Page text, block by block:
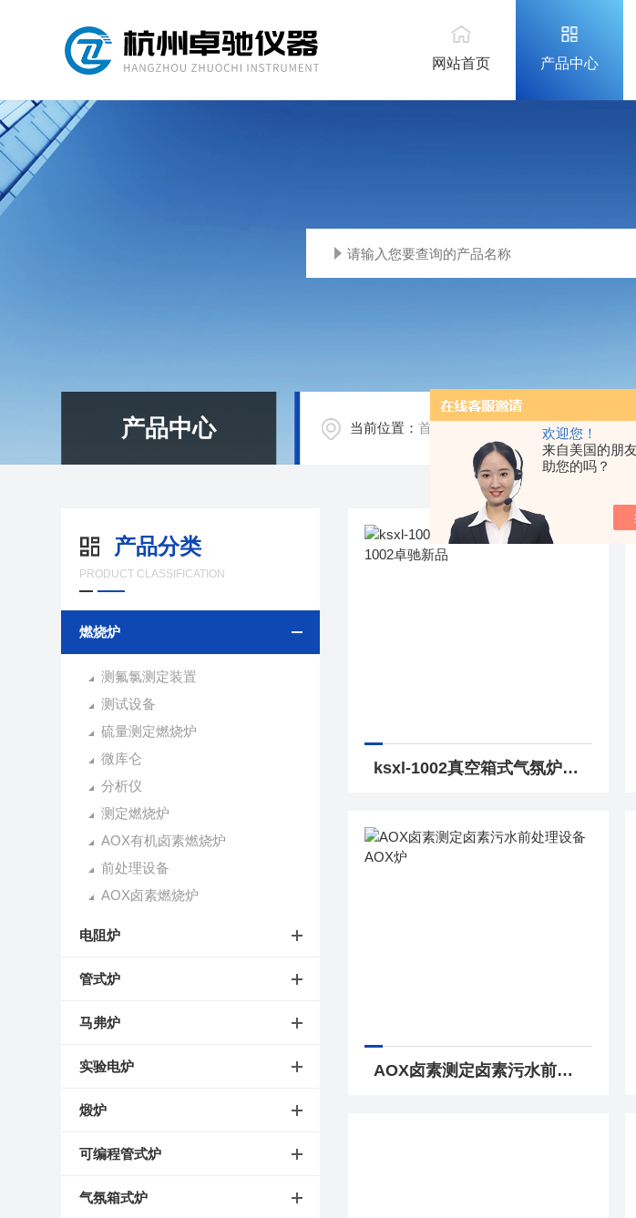
欢迎您！
来自美国的朋
助您的吗？
网站首页 产品中心
产品中心 当前位置：首页
产品分类
PRODUCT CLASSIFICATION
燃烧炉
测氟氯测定装置
测试设备
硫量测定燃烧炉
微库仑
分析仪
测定燃烧炉
AOX有机卤素燃烧炉
前处理设备
AOX卤素燃烧炉
电阻炉
管式炉
马弗炉
实验电炉
煅炉
可编程管式炉
气氛箱式炉
ksxl-1002真空箱式气氛炉KSXL-1002卓驰新品
AOX卤素测定卤素污水前处理设备AOX炉